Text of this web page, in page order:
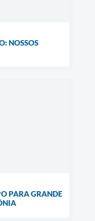
NOSSOS
PARA GRANDE